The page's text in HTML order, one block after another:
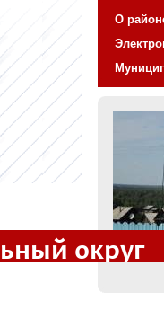
О
округ